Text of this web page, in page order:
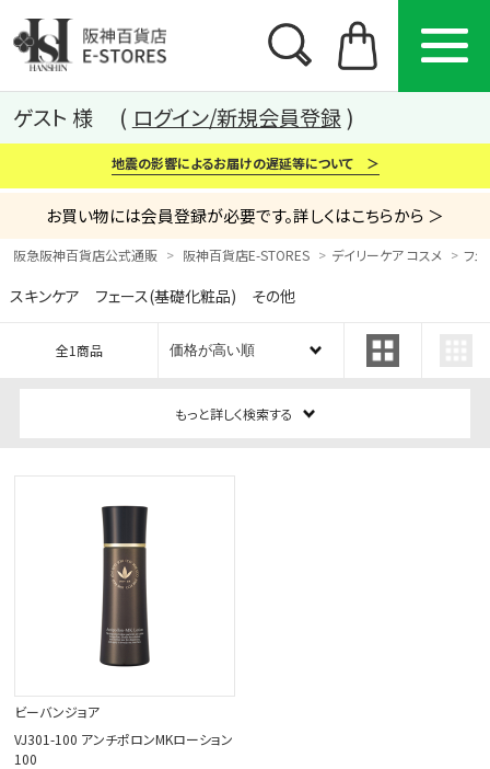
カテゴリー ブランド 特集
から探す
ゲスト 様 ログイン/新規会員登録
地震の影響によるお届けの遅延等について ＞
お買い物には会員登録が必要です。詳しくはこちらから ＞
阪急阪神百貨店公式通販 阪神百貨店E-STORES デイリーケア コスメ フ
スキンケア フェース(基礎化粧品) その他
全1商品
もっと詳しく検索する
ビーバンジョア
VJ301-100 アンチポロンMKローション
100